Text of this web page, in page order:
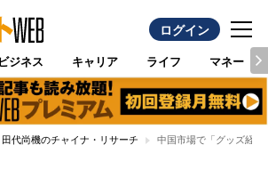
ログイン
ビジネス キャリア ライフ マネー
田代尚機のチャイナ・リサーチ 中国市場で「グッズ経